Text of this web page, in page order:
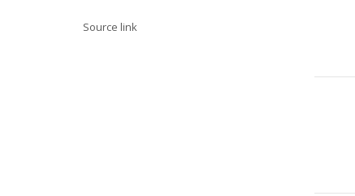
Source link